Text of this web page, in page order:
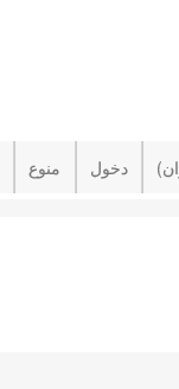
منوع دخول